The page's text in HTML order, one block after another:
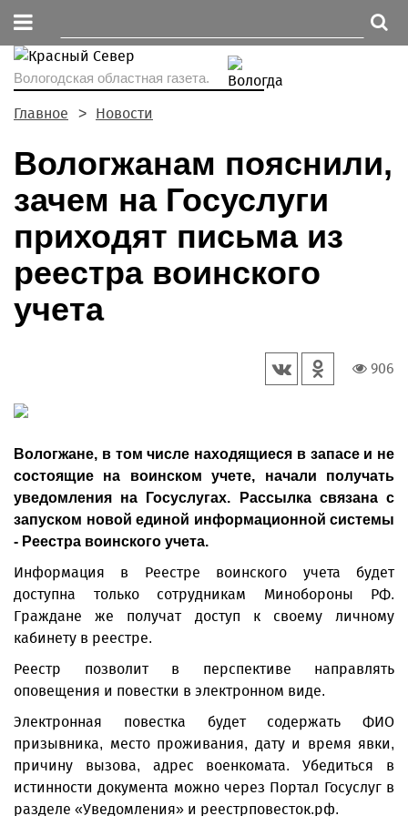
Вологодская областная газета.
Главное Новости
Вологжанам пояснили,
зачем на Госуслуги
приходят письма из
реестра воинского
учета
906
Вологжане, в том числе находящиеся в запасе и не
состоящие на воинском учете, начали получать
уведомления на Госуслугах. Рассылка связана с
запуском новой единой информационной системы
- Реестра воинского учета.
Информация в Реестре воинского учета будет
доступна только сотрудникам Минобороны РФ.
Граждане же получат доступ к своему личному
кабинету в реестре.
Реестр позволит в перспективе направлять
оповещения и повестки в электронном виде.
Электронная повестка будет содержать ФИО
призывника, место проживания, дату и время явки,
причину вызова, адрес военкомата. Убедиться в
истинности документа можно через Портал Госуслуг в
разделе «Уведомления» и реестрповесток.рф.